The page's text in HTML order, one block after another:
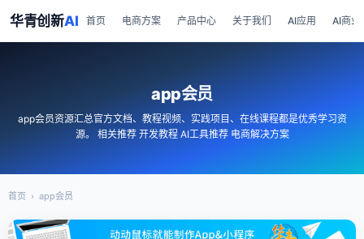
华青创新AI 首页 电商方案 产品中心 关于我们 AI应用 AI商业
app会员
app会员资源汇总官方文档、教程视频、实践项目、在线课程都是优秀学习资
源。 相关推荐 开发教程 AI工具推荐 电商解决方案
首页 › app会员